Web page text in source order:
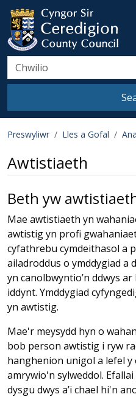
Skip to main content
Ceredigion
Search
Preswyliwr Lles a Gofal
Awtistiaeth
Beth yw
Mae awtistiaeth yn
awtistig yn profi
cyfathrebu cymdeithasol a
ailadroddus o ymddygiad a
yn canolbwyntio’n ddwys
iddynt. Ymddygiad
yn awtistig.
Mae'r meysydd hyn o
bob person awtistig i ryw
hanghenion unigol a lefel y
amrywio'n sylweddol.
dysgu dwys a’i chael hi'n